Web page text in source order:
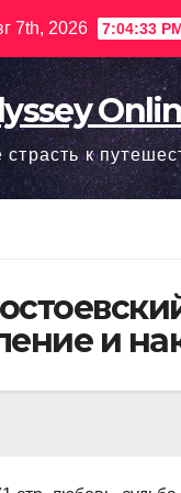
7th, 2026 7:04:34
страсть к
и